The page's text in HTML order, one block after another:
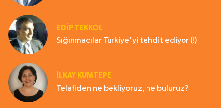
EDIP TEKKOL
Sığınmacılar Türkiye'yi tehdit ediyor (!)
İLKAY KUMTEPE
Telafiden ne bekliyoruz, ne buluruz?